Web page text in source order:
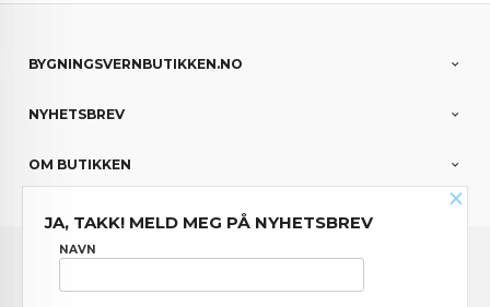
BYGNINGSVERNBUTIKKEN.NO
NYHETSBREV
OM BUTIKKEN
FRAKT
NYHETSBREV
×
JA, TAKK! MELD MEG PÅ NYHETSBREV
NAVN